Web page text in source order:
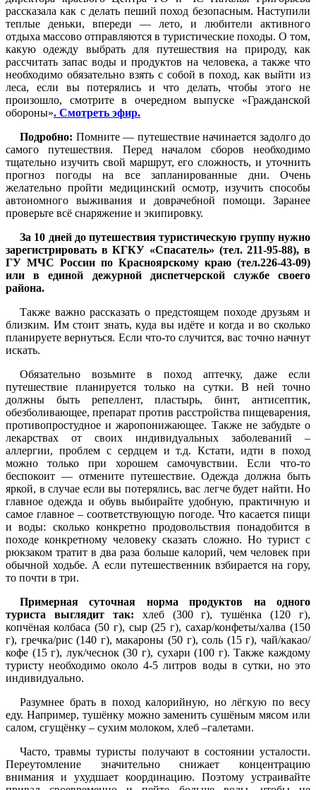
рассказала как с делать пеший поход безопасным. Наступили
теплые деньки, впереди — лето, и любители активного
отдыха массово отправляются в туристические походы. О том,
какую одежду выбрать для путешествия на природу, как
рассчитать запас воды и продуктов на человека, а также что
необходимо обязательно взять с собой в поход, как выйти из
леса, если вы потерялись и что делать, чтобы этого не
произошло, смотрите в очередном выпуске «Гражданской
обороны». Смотреть эфир.
Подробно: Помните — путешествие начинается задолго до
самого путешествия. Перед началом сборов необходимо
тщательно изучить свой маршрут, его сложность, и уточнить
прогноз погоды на все запланированные дни. Очень
желательно пройти медицинский осмотр, изучить способы
автономного выживания и доврачебной помощи. Заранее
проверьте всё снаряжение и экипировку.
За 10 дней до путешествия туристическую группу нужно
зарегистрировать в КГКУ «Спасатель» (тел. 211-95-88), в
ГУ МЧС России по Красноярскому краю (тел.226-43-09)
или в единой дежурной диспетчерской службе своего
района.
Также важно рассказать о предстоящем походе друзьям и
близким. Им стоит знать, куда вы идёте и когда и во сколько
планируете вернуться. Если что-то случится, вас точно начнут
искать.
Обязательно возьмите в поход аптечку, даже если
путешествие планируется только на сутки. В ней точно
должны быть репеллент, пластырь, бинт, антисептик,
обезболивающее, препарат против расстройства пищеварения,
противопростудное и жаропонижающее. Также не забудьте о
лекарствах от своих индивидуальных заболеваний –
аллергии, проблем с сердцем и т.д. Кстати, идти в поход
можно только при хорошем самочувствии. Если что-то
беспокоит — отмените путешествие. Одежда должна быть
яркой, в случае если вы потерялись, вас легче будет найти. Но
главное одежда и обувь выбирайте удобную, практичную и
самое главное – соответствующую погоде. Что касается пищи
и воды: сколько конкретно продовольствия понадобится в
походе конкретному человеку сказать сложно. Но турист с
рюкзаком тратит в два раза больше калорий, чем человек при
обычной ходьбе. А если путешественник взбирается на гору,
то почти в три.
Примерная суточная норма продуктов на одного
туриста выглядит так: хлеб (300 г), тушёнка (120 г),
копчёная колбаса (50 г), сыр (25 г), сахар/конфеты/халва (150
г), гречка/рис (140 г), макароны (50 г), соль (15 г), чай/какао/
кофе (15 г), лук/чеснок (30 г), сухари (100 г). Также каждому
туристу необходимо около 4-5 литров воды в сутки, но это
индивидуально.
Разумнее брать в поход калорийную, но лёгкую по весу
еду. Например, тушёнку можно заменить сушёным мясом или
салом, сгущёнку – сухим молоком, хлеб –галетами.
Часто, травмы туристы получают в состоянии усталости.
Переутомление значительно снижает концентрацию
внимания и ухудшает координацию. Поэтому устраивайте